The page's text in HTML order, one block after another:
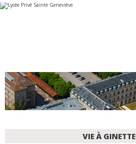
Aller
au
Outils
personnels
VIE À GINETTE